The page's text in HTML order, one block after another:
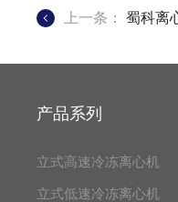
上一条：蜀科离
产品系列
立式高速冷冻离心机
立式低速冷冻离心机